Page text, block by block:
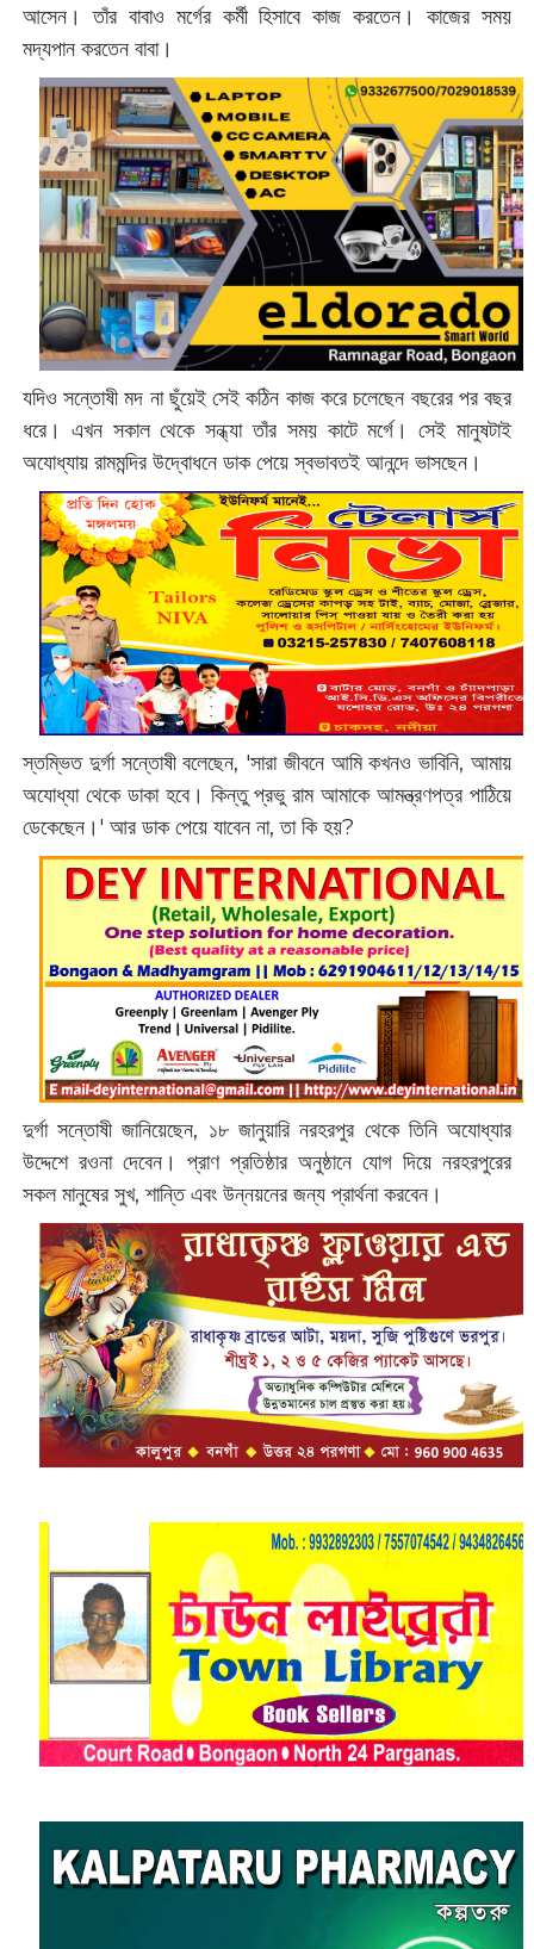
আসেন। তাঁর বাবাও মর্গের কর্মী হিসাবে কাজ করতেন। কাজের সময়
মদ্যপান করতেন বাবা।
যদিও সন্তোষী মদ না ছুঁয়েই সেই কঠিন কাজ করে চলেছেন বছরের পর বছর
ধরে। এখন সকাল থেকে সন্ধ্যা তাঁর সময় কাটে মর্গে। সেই মানুষটাই
অযোধ্যায় রামমন্দির উদ্বোধনে ডাক পেয়ে স্বভাবতই আনন্দে ভাসছেন।
স্তম্ভিত দুর্গা সন্তোষী বলেছেন, 'সারা জীবনে আমি কখনও ভাবিনি, আমায়
অযোধ্যা থেকে ডাকা হবে। কিন্তু প্রভু রাম আমাকে আমন্ত্রণপত্র পাঠিয়ে
ডেকেছেন।'‌ আর ডাক পেয়ে যাবেন না, তা কি হয়?
দুর্গা সন্তোষী জানিয়েছেন, ১৮ জানুয়ারি নরহরপুর থেকে তিনি অযোধ্যার
উদ্দেশে রওনা দেবেন। প্রাণ প্রতিষ্ঠার অনুষ্ঠানে যোগ দিয়ে নরহরপুরের
সকল মানুষের সুখ, শান্তি এবং উন্নয়নের জন্য প্রার্থনা করবেন।